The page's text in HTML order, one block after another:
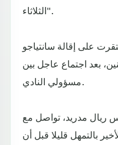
الثلاثاء".
على إقالة سانتياجو
بعد اجتماع عاجل بين
مسؤولي النادي.
ريال مدريد، تواصل مع
بالتمهل قليلا قبل أن